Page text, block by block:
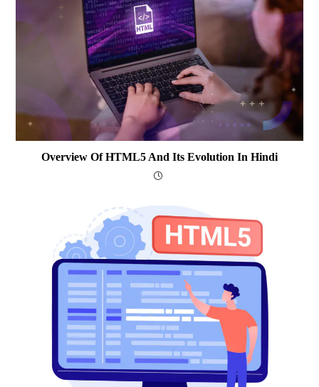
Overview Of HTML5 And Its Evolution In Hindi